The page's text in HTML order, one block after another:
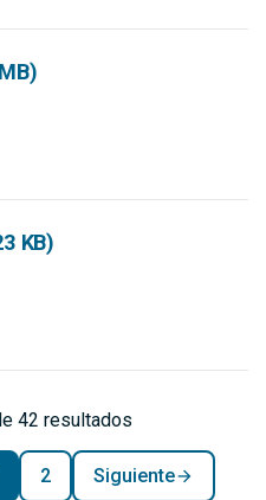
KB)
42 resultados
2 Siguiente